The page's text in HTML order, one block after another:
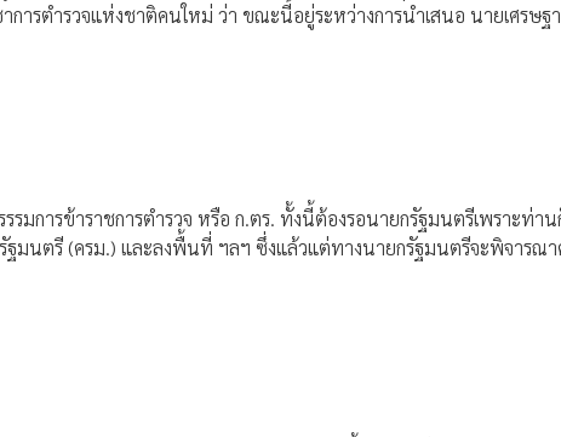
ารตำรวจแห่งชาติคนใหม่ ว่า ขณะนี้อยู่ระหว่างการนำเสนอ นายเศรษฐ
มการข้าราชการตำรวจ หรือ ก.ตร. ทั้งนี้ต้องรอนายกรัฐมนตรีเพราะท่าน
มนตรี (ครม.) และลงพื้นที่ ฯลฯ ซึ่งแล้วแต่ทางนายกรัฐมนตรีจะพิจารณา